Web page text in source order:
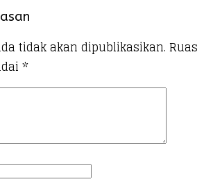
tidak akan dipublikasikan. Ruas
*